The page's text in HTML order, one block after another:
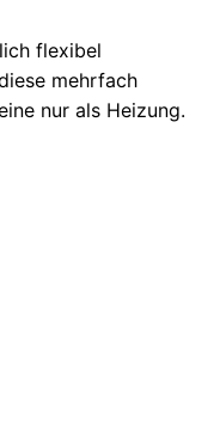
flexibel
mehrfach
nur als Heizung.